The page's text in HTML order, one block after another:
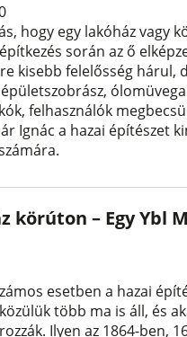
hogy egy lakóház vagy
során az ő
kisebb felelősség hárul,
felhasználók
Ignác a hazai építészet
körúton – Egy Ybl
esetben a hazai
több ma is áll, és
Ilyen az 1864-ben,